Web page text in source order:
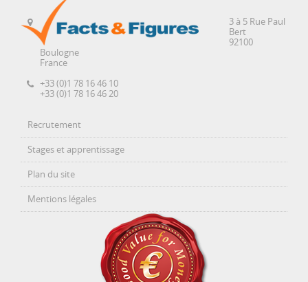
3 à 5 Rue Paul
Bert
92100
Boulogne
France
+33 (0)1 78 16 46 10
+33 (0)1 78 16 46 20
Recrutement
Stages et apprentissage
Plan du site
Mentions légales